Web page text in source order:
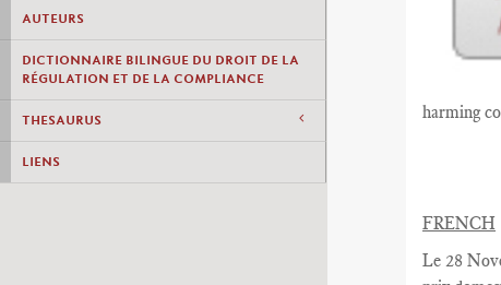
AUTEURS
DICTIONNAIRE BILINGUE DU DROIT DE LA
RÉGULATION ET DE LA COMPLIANCE
THESAURUS
LIENS
harming
FRENCH
Le 28